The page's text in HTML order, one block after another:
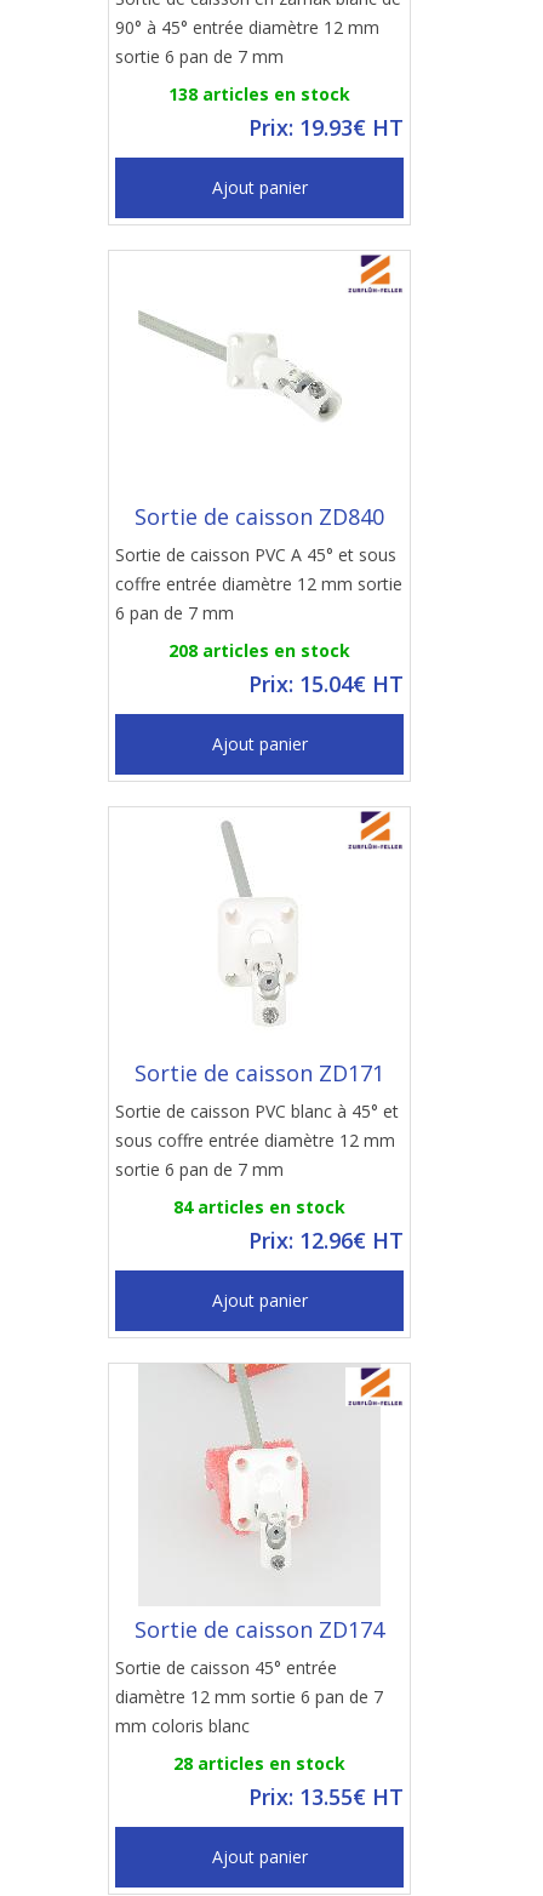
90° à 45° entrée diamètre 12 mm
sortie 6 pan de 7 mm
138 articles en stock
Prix: 19.93€ HT
Ajout panier
Sortie de caisson ZD840
Sortie de caisson PVC A 45° et sous
coffre entrée diamètre 12 mm sortie
6 pan de 7 mm
208 articles en stock
Prix: 15.04€ HT
Ajout panier
Sortie de caisson ZD171
Sortie de caisson PVC blanc à 45° et
sous coffre entrée diamètre 12 mm
sortie 6 pan de 7 mm
84 articles en stock
Prix: 12.96€ HT
Ajout panier
Sortie de caisson ZD174
Sortie de caisson 45° entrée
diamètre 12 mm sortie 6 pan de 7
mm coloris blanc
28 articles en stock
Prix: 13.55€ HT
Ajout panier